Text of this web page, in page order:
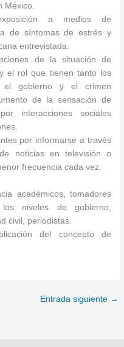
México.
a medios de
de síntomas de estrés y
entrevistada.
de la situación de
el rol que tienen tanto los
el gobierno y el crimen
de la sensación de
interacciones sociales
por informarse a través
noticias en televisión o
frecuencia cada vez.
académicos, tomadores
niveles de gobierno,
civil, periodistas.
del concepto de
Entrada siguiente →